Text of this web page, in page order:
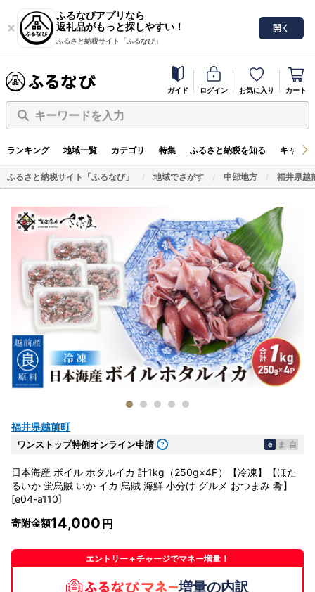
ふるなびアプリなら
返礼品がもっと探しやすい！
ふるさと納税サイト「ふるなび」
開く
ガイド ログイン お気に入り カート
キーワードを入力
ランキング 地域一覧 カテゴリ 特集 ふるさと納税を知る キャン
ふるさと納税サイト「ふるなび」 地域でさがす 中部地方 福井県越
福井県越前町
ワンストップ特例オンライン申請 e ま 自
日本海産 ボイル ホタルイカ 計1kg（250g×4P）【冷凍】【ほた
るいか 蛍烏賊 いか イカ 烏賊 海鮮 小分け グルメ おつまみ 肴】
[e04-a110]
寄附金額14,000
エントリー＋チャージでマネー増量！
増量の内訳